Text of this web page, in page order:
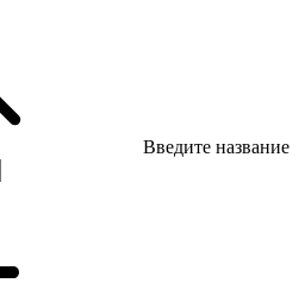
Введите название